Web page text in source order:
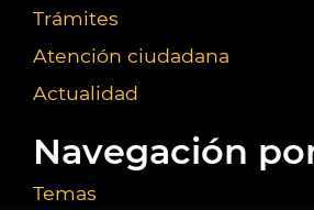
Trámites
Atención ciudadana
Actualidad
Navegación
Temas